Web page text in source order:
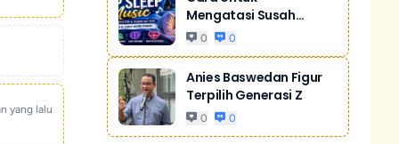
yang lalu
Mengatasi Susah
Tidur Akibat Stres
0 0
Anies Baswedan Figur
Terpilih Generasi Z
0 0